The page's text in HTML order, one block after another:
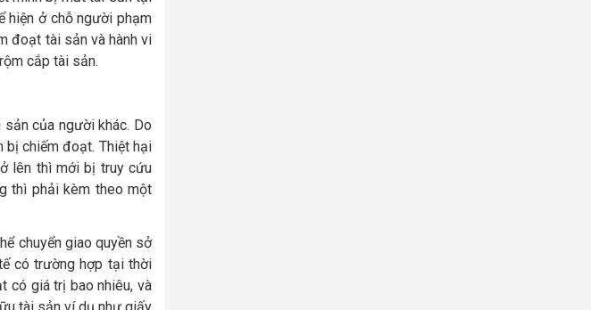
hiện ở chỗ người phạm
đoạt tài sản và hành vi
cắp tài sản.
của người khác. Do
bị chiếm đoạt. Thiệt hại
lên thì mới bị truy cứu
thì phải kèm theo một
chuyển giao quyền sở
có trường hợp tại thời
có giá trị bao nhiêu, và
tài sản ví dụ như giấy